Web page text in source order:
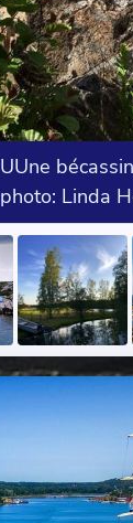
UUne
photo: Linda